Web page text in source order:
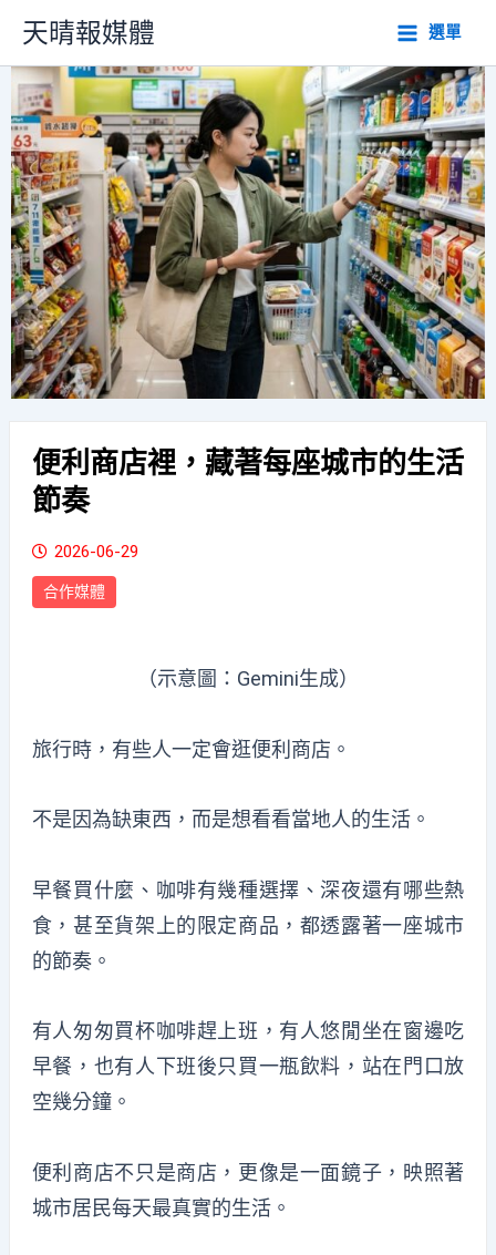
主
內
容
天晴報媒體 選單
便利商店裡，藏著每座城市的生活
節奏
2026-06-29
合作媒體
（示意圖：Gemini生成）
旅行時，有些人一定會逛便利商店。
不是因為缺東西，而是想看看當地人的生活。
早餐買什麼、咖啡有幾種選擇、深夜還有哪些熱
食，甚至貨架上的限定商品，都透露著一座城市
的節奏。
有人匆匆買杯咖啡趕上班，有人悠閒坐在窗邊吃
早餐，也有人下班後只買一瓶飲料，站在門口放
空幾分鐘。
便利商店不只是商店，更像是一面鏡子，映照著
城市居民每天最真實的生活。